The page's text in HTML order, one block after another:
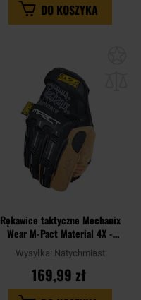
DO KOSZYKA
Rękawice taktyczne Mechanix
Wear M-Pact Material 4X -
Blk/Tan
Wysyłka: Natychmiast
169,99 zł